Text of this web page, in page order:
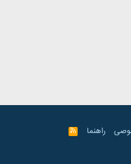
راهنما
R
S